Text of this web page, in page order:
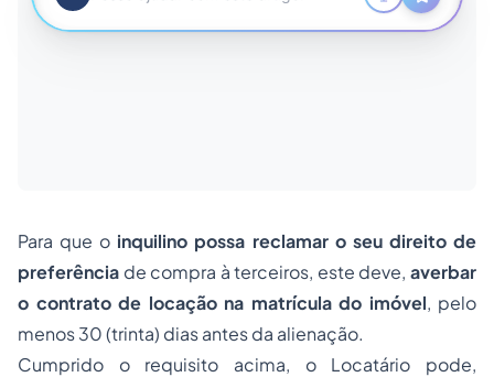
Para que o inquilino possa reclamar o seu direito de
preferência de compra à terceiros, este deve, averbar
o contrato de locação na matrícula do imóvel, pelo
menos 30 (trinta) dias antes da alienação.
Cumprido o requisito acima, o Locatário pode,